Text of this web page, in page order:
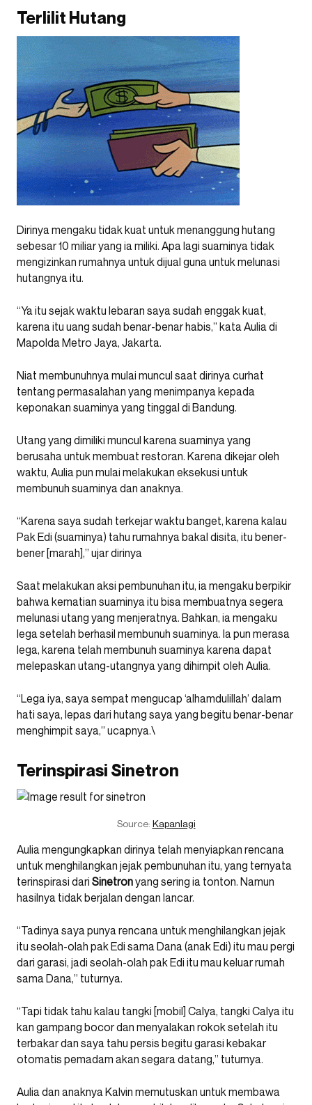
Terlilit Hutang
Dirinya mengaku tidak kuat untuk menanggung hutang
sebesar 10 miliar yang ia miliki. Apa lagi suaminya tidak
mengizinkan rumahnya untuk dijual guna untuk melunasi
hutangnya itu.
“Ya itu sejak waktu lebaran saya sudah enggak kuat,
karena itu uang sudah benar-benar habis,” kata Aulia di
Mapolda Metro Jaya, Jakarta.
Niat membunuhnya mulai muncul saat dirinya curhat
tentang permasalahan yang menimpanya kepada
keponakan suaminya yang tinggal di Bandung.
Utang yang dimiliki muncul karena suaminya yang
berusaha untuk membuat restoran. Karena dikejar oleh
waktu, Aulia pun mulai melakukan eksekusi untuk
membunuh suaminya dan anaknya.
“Karena saya sudah terkejar waktu banget, karena kalau
Pak Edi (suaminya) tahu rumahnya bakal disita, itu bener-
bener [marah],” ujar dirinya
Saat melakukan aksi pembunuhan itu, ia mengaku berpikir
bahwa kematian suaminya itu bisa membuatnya segera
melunasi utang yang menjeratnya. Bahkan, ia mengaku
lega setelah berhasil membunuh suaminya. Ia pun merasa
lega, karena telah membunuh suaminya karena dapat
melepaskan utang-utangnya yang dihimpit oleh Aulia.
“Lega iya, saya sempat mengucap ‘alhamdulillah’ dalam
hati saya, lepas dari hutang saya yang begitu benar-benar
menghimpit saya,” ucapnya.\
Terinspirasi Sinetron
Source: Kapanlagi
Aulia mengungkapkan dirinya telah menyiapkan rencana
untuk menghilangkan jejak pembunuhan itu, yang ternyata
terinspirasi dari Sinetronyang sering ia tonton. Namun
hasilnya tidak berjalan dengan lancar.
“Tadinya saya punya rencana untuk menghilangkan jejak
itu seolah-olah pak Edi sama Dana (anak Edi) itu mau pergi
dari garasi, jadi seolah-olah pak Edi itu mau keluar rumah
sama Dana,” tuturnya.
“Tapi tidak tahu kalau tangki [mobil] Calya, tangki Calya itu
kan gampang bocor dan menyalakan rokok setelah itu
terbakar dan saya tahu persis begitu garasi kebakar
otomatis pemadam akan segara datang,” tuturnya.
Aulia dan anaknya Kalvin memutuskan untuk membawa